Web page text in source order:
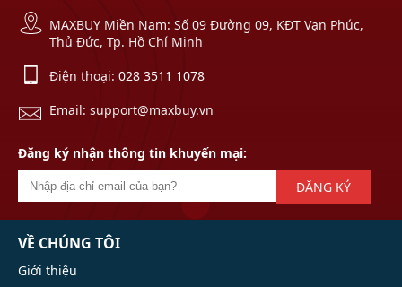
MAXBUY Miền Nam: Số 09 Đường 09, KĐT Vạn Phúc,
Thủ Đức, Tp. Hồ Chí Minh
Điện thoại: 028 3511 1078
Email: support@maxbuy.vn
Đăng ký nhận thông tin khuyến mại:
ĐĂNG KÝ
VỀ CHÚNG TÔI
Giới thiệu